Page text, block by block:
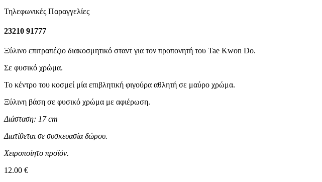
Τηλεφωνικές Παραγγελίες
23210 91777
Ξύλινο επιτραπέζιο διακοσμητικό σταντ για τον προπονητή του Tae Kwon Do.
Σε φυσικό χρώμα.
Το κέντρο του κοσμεί μία επιβλητική φιγούρα αθλητή σε μαύρο χρώμα.
Ξύλινη βάση σε φυσικό χρώμα με αφιέρωση.
Διάσταση: 17 cm
Διατίθεται σε συσκευασία δώρου.
Χειροποίητο προϊόν.
12.00 €